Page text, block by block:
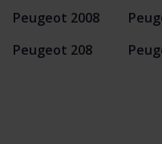
Peugeot 2008
Peugeot 208